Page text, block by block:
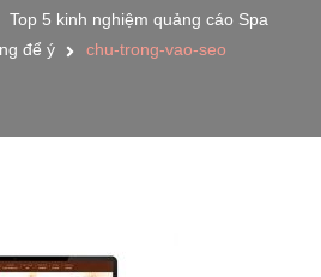
Top 5 kinh nghiệm quảng cáo Spa
để ý
chu-trong-vao-seo